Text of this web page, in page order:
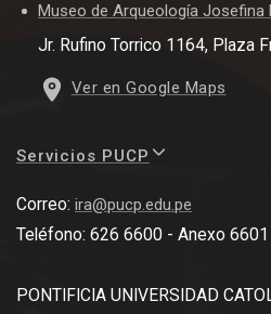
Museo de Arqueología Josefina
Jr. Rufino Torrico 1164, Plaza
Ver en Google Maps
Servicios PUCP
Correo: ira@pucp.edu.pe
Teléfono: 626 6600 - Anexo
PONTIFICIA UNIVERSIDAD